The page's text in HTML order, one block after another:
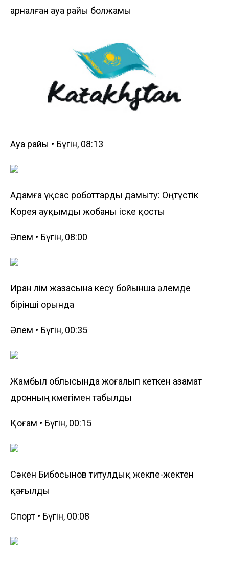
арналған ауа райы болжамы
Ауа райы • Бүгін, 08:13
Адамға ұқсас роботтарды дамыту: Оңтүстік
Корея ауқымды жобаны іске қосты
Әлем • Бүгін, 08:00
Иран өлім жазасына кесу бойынша әлемде
бірінші орында
Әлем • Бүгін, 00:35
Жамбыл облысында жоғалып кеткен азамат
дронның көмегімен табылды
Қоғам • Бүгін, 00:15
Сәкен Бибосынов титулдық жекпе-жектен
қағылды
Спорт • Бүгін, 00:08